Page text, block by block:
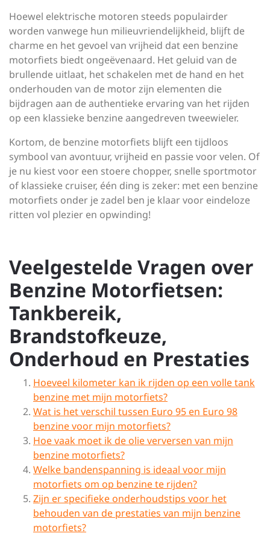
Hoewel elektrische motoren steeds populairder
worden vanwege hun milieuvriendelijkheid, blijft de
charme en het gevoel van vrijheid dat een benzine
motorfiets biedt ongeëvenaard. Het geluid van de
brullende uitlaat, het schakelen met de hand en het
onderhouden van de motor zijn elementen die
bijdragen aan de authentieke ervaring van het rijden
op een klassieke benzine aangedreven tweewieler.
Kortom, de benzine motorfiets blijft een tijdloos
symbool van avontuur, vrijheid en passie voor velen. Of
je nu kiest voor een stoere chopper, snelle sportmotor
of klassieke cruiser, één ding is zeker: met een benzine
motorfiets onder je zadel ben je klaar voor eindeloze
ritten vol plezier en opwinding!
Veelgestelde Vragen over
Benzine Motorfietsen:
Tankbereik,
Brandstofkeuze,
Onderhoud en Prestaties
Hoeveel kilometer kan ik rijden op een volle tank
benzine met mijn motorfiets?
Wat is het verschil tussen Euro 95 en Euro 98
benzine voor mijn motorfiets?
Hoe vaak moet ik de olie verversen van mijn
benzine motorfiets?
Welke bandenspanning is ideaal voor mijn
motorfiets om op benzine te rijden?
Zijn er specifieke onderhoudstips voor het
behouden van de prestaties van mijn benzine
motorfiets?